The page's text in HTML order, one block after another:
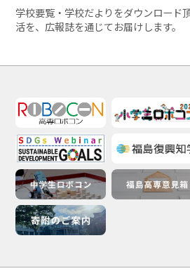
学校要覧・学校だよりをダウンロード
活を、広報誌を通じてお届けします。